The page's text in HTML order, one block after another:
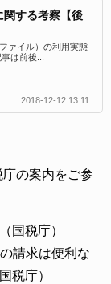
関する考察【後
ァイル）の利用実態
は前後...
2018-12-12 13:11
の案内をご参
（国税庁）
請求は便利な
税庁）